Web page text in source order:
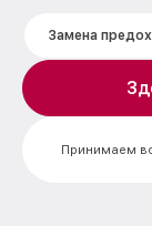
Замена
Замена шнура
Замена панели
Принимаем